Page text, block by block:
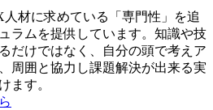
材に求めている「専門性」を追
ラムを提供しています。知識や技
だけではなく、自分の頭で考えア
周囲と協力し課題解決が出来る実
ます。